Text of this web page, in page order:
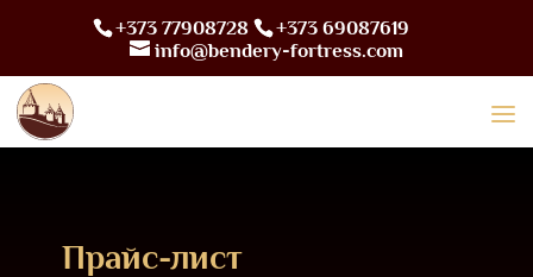
+373 77908728
+373 69087619
info@bendery-fortress.com
Прайс-лист